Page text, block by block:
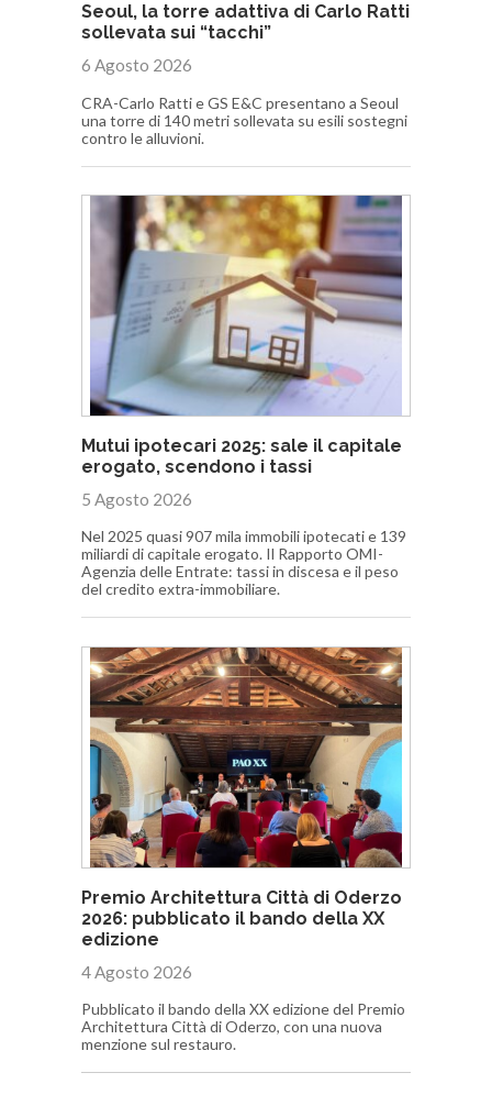
Seoul, la torre adattiva di Carlo Ratti
sollevata sui “tacchi”
6 Agosto 2026
CRA-Carlo Ratti e GS E&C presentano a Seoul
una torre di 140 metri sollevata su esili sostegni
contro le alluvioni.
Mutui ipotecari 2025: sale il capitale
erogato, scendono i tassi
5 Agosto 2026
Nel 2025 quasi 907 mila immobili ipotecati e 139
miliardi di capitale erogato. Il Rapporto OMI-
Agenzia delle Entrate: tassi in discesa e il peso
del credito extra-immobiliare.
Premio Architettura Città di Oderzo
2026: pubblicato il bando della XX
edizione
4 Agosto 2026
Pubblicato il bando della XX edizione del Premio
Architettura Città di Oderzo, con una nuova
menzione sul restauro.